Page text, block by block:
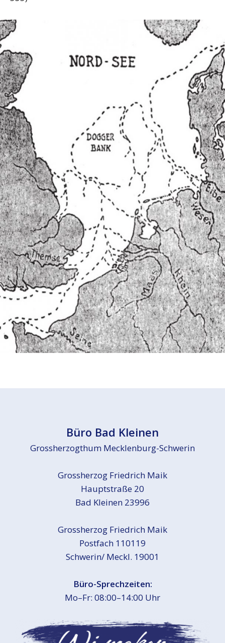
Büro Bad Kleinen
Grossherzogthum Mecklenburg-Schwerin
Grossherzog Friedrich Maik
Hauptstraße 20
Bad Kleinen 23996
Grossherzog Friedrich Maik
Postfach 110119
Schwerin/ Meckl. 19001
Büro-Sprechzeiten:
Mo–Fr: 08:00–14:00 Uhr